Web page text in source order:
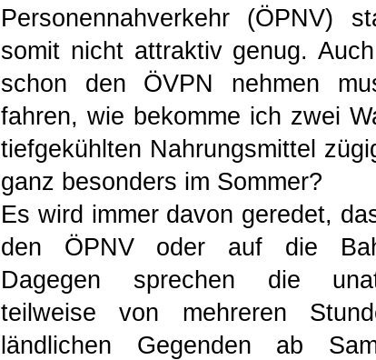
Personennahverkehr (ÖPNV)
somit nicht attraktiv genug.
schon den ÖVPN nehmen
fahren, wie bekomme ich zwei
tiefgekühlten Nahrungsmittel
ganz besonders im Sommer?
Es wird immer davon geredet,
den ÖPNV oder auf die
Dagegen sprechen die
teilweise von mehreren
ländlichen Gegenden ab